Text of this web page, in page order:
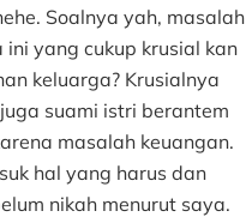
Soalnya yah, masalah
ini yang cukup krusial kan
keluarga? Krusialnya
suami istri berantem
masalah keuangan.
hal yang harus dan
nikah menurut saya.